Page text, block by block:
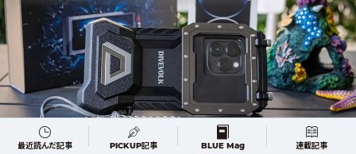
最近読んだ記事 PICKUP記事 BLUE Mag 連載記事